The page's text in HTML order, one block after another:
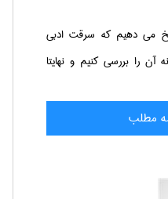
می دهیم که سرقت ادبی
را بررسی کنیم و نهایتا
مطلب